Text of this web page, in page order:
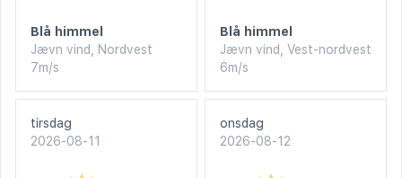
Blå himmel
Jævn vind, Nordvest
7m/s
Blå himmel
Jævn vind, Vest-nordvest
6m/s
tirsdag
2026-08-11
onsdag
2026-08-12